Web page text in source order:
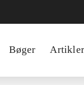
Bøger Artikler